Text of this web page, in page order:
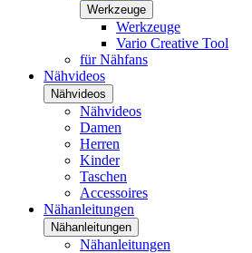
Werkzeuge
Werkzeuge
Vario Creative Tool
für Nähfans
Nähvideos
Nähvideos
Nähvideos
Damen
Herren
Kinder
Taschen
Accessoires
Nähanleitungen
Nähanleitungen
Nähanleitungen